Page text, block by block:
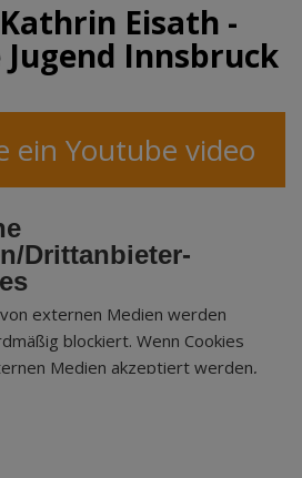
Eisath -
Innsbruck
ein Youtube video
Drittanbieter-
externen Medien werden
blockiert. Wenn Cookies
Medien akzeptiert werden,